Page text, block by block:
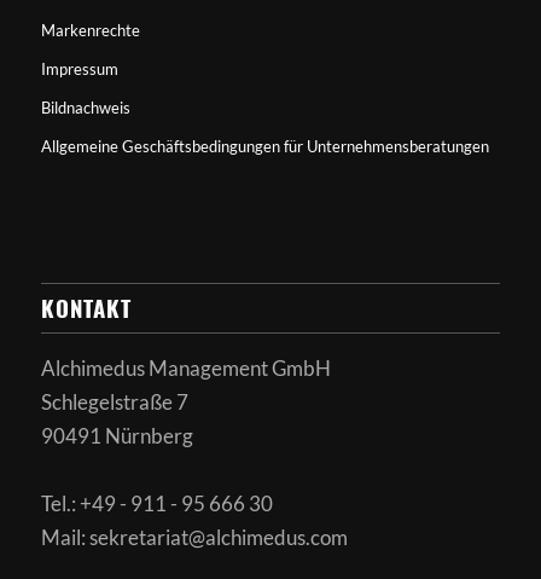
Markenrechte
Impressum
Bildnachweis
Allgemeine Geschäftsbedingungen für Unternehmensberatungen
KONTAKT
Alchimedus Management GmbH
Schlegelstraße 7
90491 Nürnberg
Tel.: +49 - 911 - 95 666 30
Mail: sekretariat@alchimedus.com